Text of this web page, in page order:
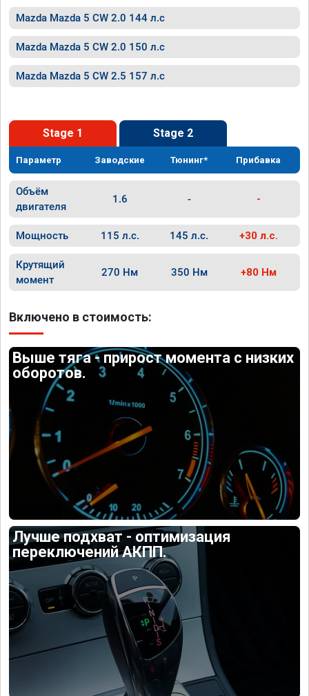
Mazda Mazda 5 CW 2.0 144 л.с
Mazda Mazda 5 CW 2.0 150 л.с
Mazda Mazda 5 CW 2.5 157 л.с
Stage 1 Stage 2
Параметр Заводские Тюнинг* Прибавка
Объём
двигателя
1.6 - -
Мощность 115 л.с. 145 л.с. +30 л.с.
Крутящий
момент
270 Нм 350 Нм +80 Нм
Включено в стоимость:
Выше тяга - прирост момента с низких
оборотов.
Лучше подхват - оптимизация
переключений АКПП.